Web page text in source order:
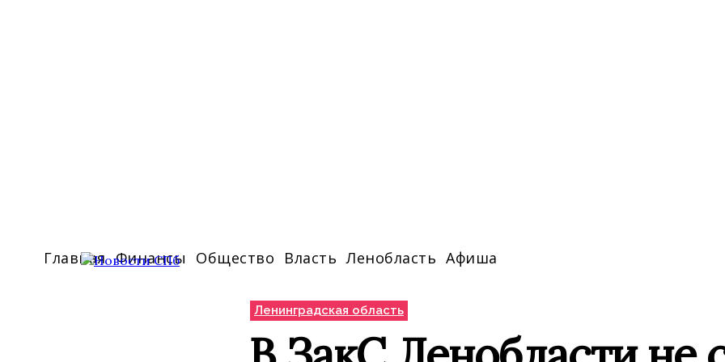
Главная Финансы Общество Власть Ленобласть Афиша
Ленинградская область